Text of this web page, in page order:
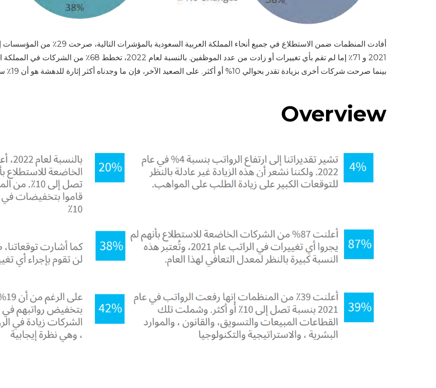
أفادت المنظمات ضمن الاستطلاع في جميع
بينما صرحت شركات أخرى بزيادة تقدر بحوالي 10% أو أكثر. على الصعيد الآخر، فإن ما وجدناه أكثر إثارة للدهشة هو أن 19٪ سوف يقومون بتخفيض عدد موظفيهم في عام 2022.
Overview